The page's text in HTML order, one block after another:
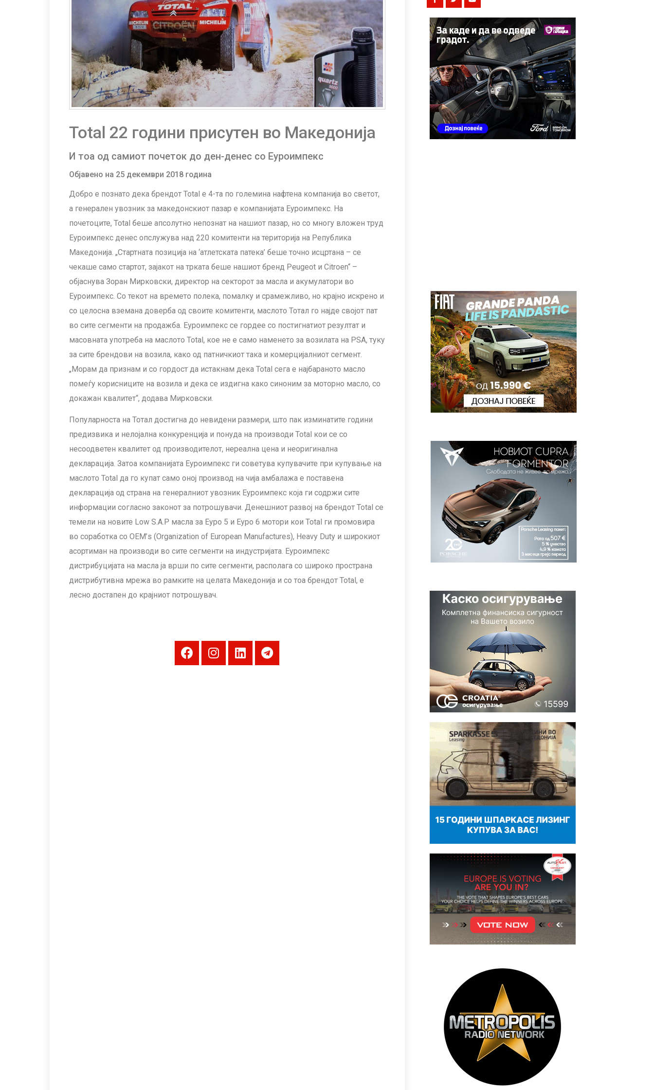
Total 22 години присутен во Македонија
И тоа од самиот почеток до ден-денес со Еуроимпекс
Објавено на 25 декември 2018 година
Добро е познато дека брендот Total е 4-та по големина нафтена компанија во светот,
а генерален увозник за македонскиот пазар е компанијата Еуроимпекс. На
почетоците, Total беше апсолутно непознат на нашиот пазар, но со многу вложен труд
Еуроимпекс денес опслужува над 220 комитенти на територија на Република
Македонија. „Стартната позиција на ‘атлетската патека’ беше точно исцртана – се
чекаше само стартот, зајакот на трката беше нашиот бренд Peugeot и Citroen“ –
објаснува Зоран Мирковски, директор на секторот за масла и акумулатори во
Еуроимпекс. Со текот на времето полека, помалку и срамежливо, но крајно искрено и
со целосна вземана доверба од своите комитенти, маслото Тотал го најде својот пат
во сите сегменти на продажба. Еуроимпекс се гордее со постигнатиот резултат и
масовната употреба на маслото Total, кое не е само наменето за возилата на PSA, туку
за сите брендови на возила, како од патничкиот така и комерцијалниот сегмент.
„Морам да признам и со гордост да истакнам дека Total сега е најбараното масло
помеѓу корисниците на возила и дека се издигна како синоним за моторно масло, со
докажан квалитет“, додава Мирковски.
Популарноста на Тотал достигна до невидени размери, што пак изминатите години
предизвика и нелојална конкуренција и понуда на производи Total кои се со
несоодветен квалитет од производителот, нереална цена и неоригинална
декларација. Затоа компанијата Еуроимпекс ги советува купувачите при купување на
маслото Total да го купат само оној производ на чија амбалажа е поставена
декларација од страна на генералниот увозник Еуроимпекс која ги содржи сите
информации согласно законот за потрошувачи. Денешниот развој на брендот Total се
темели на новите Low S.A.P масла за Еуро 5 и Еуро 6 мотори кои Total ги промовира
во соработка со ОЕМ’s (Оrganization of European Мanufactures), Heavy Duty и широкиот
асортиман на производи во сите сегменти на индустријата. Еуроимпекс
дистрибуцијата на масла ја врши по сите сегменти, располага со широко пространа
дистрибутивна мрежа во рамките на целата Македонија и со тоа брендот Total, е
лесно достапен до крајниот потрошувач.